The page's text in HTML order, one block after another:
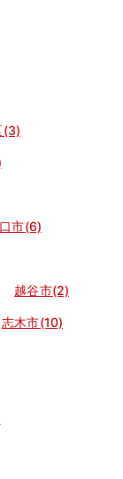
(3)
市(6)
越谷市(2)
志木市(10)